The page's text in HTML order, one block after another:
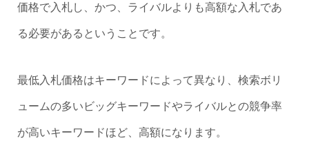
価格で入札し、かつ、ライバルよりも高額な入札であ
る必要があるということです。
最低入札価格はキーワードによって異なり、検索ボリ
ュームの多いビッグキーワードやライバルとの競争率
が高いキーワードほど、高額になります。